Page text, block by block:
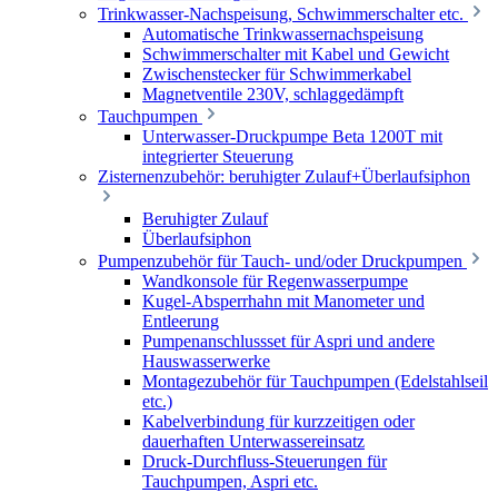
Trinkwasser-Nachspeisung, Schwimmerschalter etc.
Automatische Trinkwassernachspeisung
Schwimmerschalter mit Kabel und Gewicht
Zwischenstecker für Schwimmerkabel
Magnetventile 230V, schlaggedämpft
Tauchpumpen
Unterwasser-Druckpumpe Beta 1200T mit
integrierter Steuerung
Zisternenzubehör: beruhigter Zulauf+Überlaufsiphon
Beruhigter Zulauf
Überlaufsiphon
Pumpenzubehör für Tauch- und/oder Druckpumpen
Wandkonsole für Regenwasserpumpe
Kugel-Absperrhahn mit Manometer und
Entleerung
Pumpenanschlussset für Aspri und andere
Hauswasserwerke
Montagezubehör für Tauchpumpen (Edelstahlseil
etc.)
Kabelverbindung für kurzzeitigen oder
dauerhaften Unterwassereinsatz
Druck-Durchfluss-Steuerungen für
Tauchpumpen, Aspri etc.